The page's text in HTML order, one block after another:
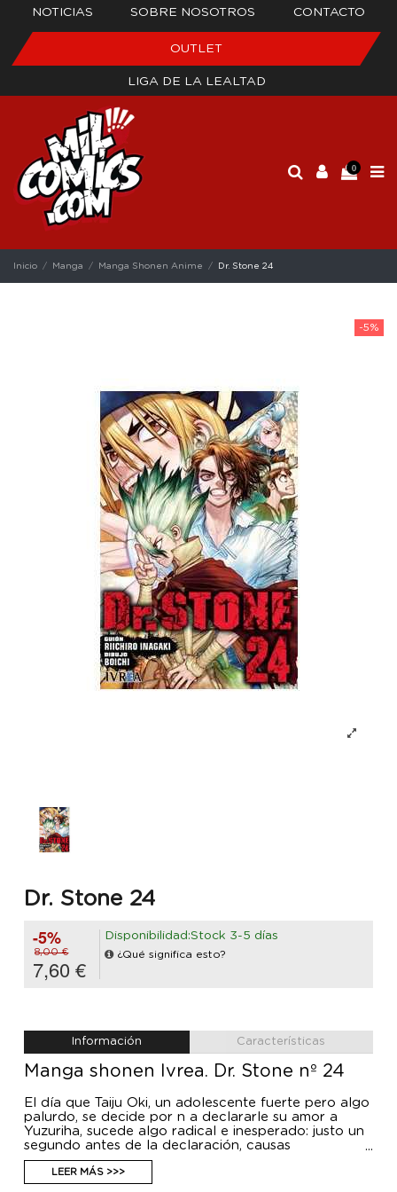
NOTICIAS SOBRE NOSOTROS CONTACTO
OUTLET
LIGA DE LA LEALTAD
0
Inicio Manga Manga Shonen Anime Dr. Stone 24
-5%
Dr. Stone 24
-5%
8,00 €
7,60 €
Disponibilidad:Stock 3-5 días
¿Qué significa esto?
Información Características
Manga shonen Ivrea. Dr. Stone nº 24
El día que Taiju Oki, un adolescente fuerte pero algo
palurdo, se decide por n a declararle su amor a
Yuzuriha, sucede algo radical e inesperado: justo un
segundo antes de la declaración, causas
desconocidas llevan al total de la humanidad a
convertirse instan- táneamente en piedra. Después
de 3.689 años y 158 días, durante los que ha
LEER MÁS >>>